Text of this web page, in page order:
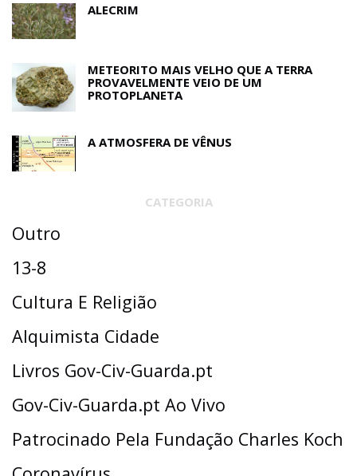
ALECRIM
METEORITO MAIS VELHO QUE A TERRA
PROVAVELMENTE VEIO DE UM
PROTOPLANETA
A ATMOSFERA DE VÊNUS
CATEGORIA
Outro
13-8
Cultura E Religião
Alquimista Cidade
Livros Gov-Civ-Guarda.pt
Gov-Civ-Guarda.pt Ao Vivo
Patrocinado Pela Fundação Charles Koch